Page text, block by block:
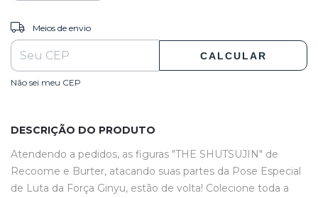
Entregas para o CEP:
Meios de envio
CALCULAR
Não sei meu CEP
DESCRIÇÃO DO PRODUTO
Atendendo a pedidos, as figuras "THE SHUTSUJIN" de
Recoome e Burter, atacando suas partes da Pose Especial
de Luta da Força Ginyu, estão de volta! Colecione toda a